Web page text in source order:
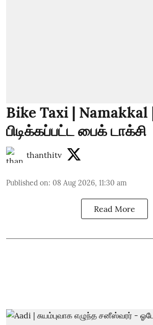
Bike Taxi | Namakkal
பிடிக்கப்பட்ட பைக் டாக்சி
thanthitv
Published on: 08 Aug 2026, 11:30 am
Read More